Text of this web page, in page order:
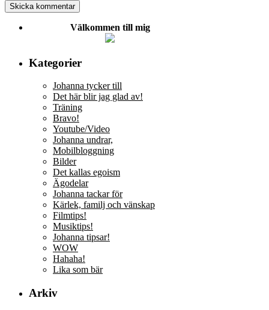
Välkommen till mig
Kategorier
Johanna tycker till
Det här blir jag glad av!
Träning
Bravo!
Youtube/Video
Johanna undrar,
Mobilbloggning
Bilder
Det kallas egoism
Ägodelar
Johanna tackar för
Kärlek, familj och vänskap
Filmtips!
Musiktips!
Johanna tipsar!
WOW
Hahaha!
Lika som bär
Arkiv